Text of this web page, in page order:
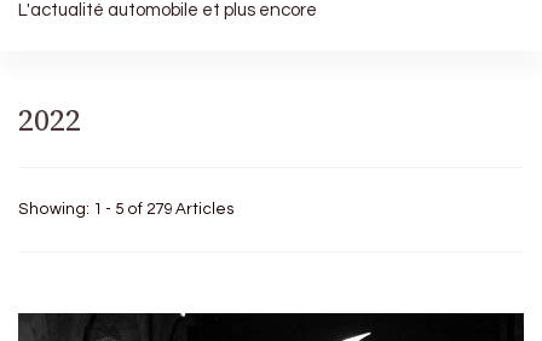
L'actualité automobile et plus encore
2022
Showing: 1 - 5 of 279 Articles